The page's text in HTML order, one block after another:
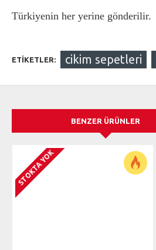
Türkiyenin her yerine gönderilir.
ETIKETLER: cikim sepetleri
BENZER ÜRÜNLER
STOKTA YOK